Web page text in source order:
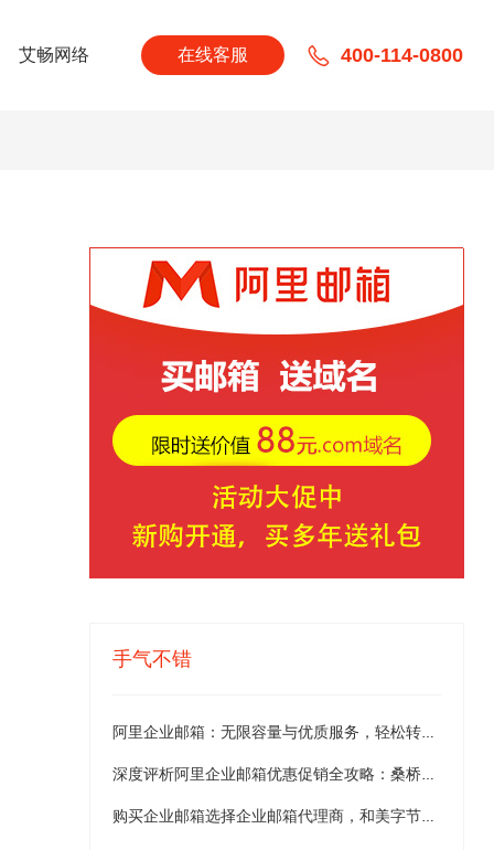
艾畅网络 在线客服 400-114-0800
手气不错
阿里企业邮箱：无限容量与优质服务，轻松转移享更佳体验！
深度评析阿里企业邮箱优惠促销全攻略：桑桥网络官方授权，解析买二送二、买三送三、买五送五促销亮点及全球邮件稳定传输和无限容量优势
购买企业邮箱选择企业邮箱代理商，和美字节是首选